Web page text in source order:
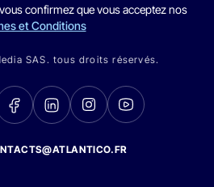
confirmez que vous acceptez nos
et Conditions
SAS. tous droits réservés.